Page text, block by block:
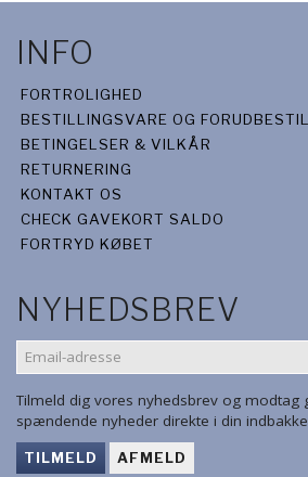
INFO
FORTROLIGHED
BESTILLINGSVARE OG
BETINGELSER & VILKÅR
RETURNERING
KONTAKT OS
CHECK GAVEKORT SALDO
FORTRYD KØBET
NYHEDSBREV
EMAIL-
ADRESSE
Tilmeld dig vores nyhedsbrev og modtag
spændende nyheder direkte i din
TILMELD AFMELD